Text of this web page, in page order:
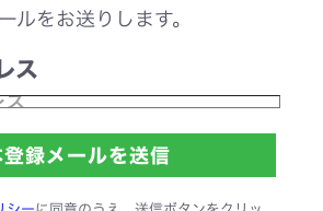
ルをお送りします。
ス